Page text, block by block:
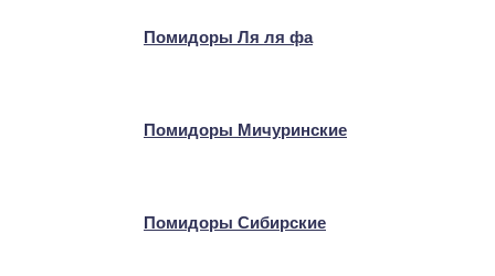
Помидоры Ля ля фа
Помидоры Мичуринские
Помидоры Сибирские